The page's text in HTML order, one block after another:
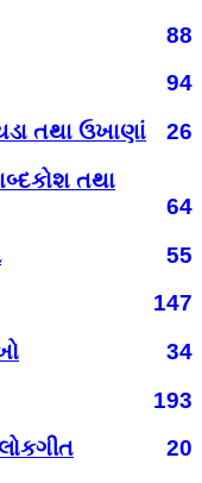
88
94
તથા ઉખાણાં
26
તથા
64
55
147
34
193
20